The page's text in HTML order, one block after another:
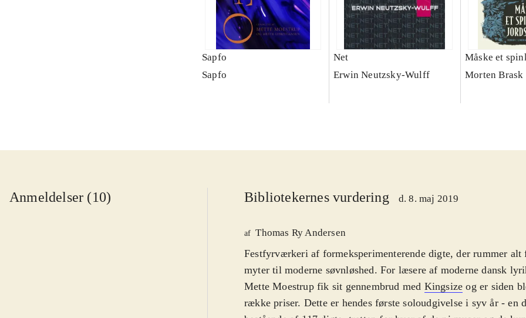
Sapfo
Sapfo
Net
Erwin Neutzsky-Wulff
Måske et
Morten Brask
Anmeldelser (10) Bibliotekernes vurdering d. 8. maj 2019
af Thomas Ry Andersen
Festfyrværkeri af formeksperimenterende digte, der rummer alt
myter til moderne søvnløshed. For læsere af moderne dansk
Mette Moestrup fik sit gennembrud med Kingsize og er siden
række priser. Dette er hendes første soloudgivelse i syv år - en